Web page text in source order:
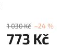
1 030 Kč –24 %
773 Kč